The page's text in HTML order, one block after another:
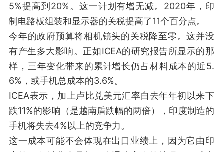
5%提高到20%。这一计划有增无减。2020年，印
制电路板组装和显示器的关税提高了11个百分点。
今年的政府预算将相机镜头的关税降至零。这并没
有产生多大影响。正如ICEA的研究报告所显示的那
样，三年变化带来的累计增长仍占材料成本的近5.
6%，或手机总成本的3.6%。
ICEA表示，加上卢比兑美元汇率自去年年初以来下
跌11%的影响（是越南盾跌幅的两倍），印度制造的
手机将失去4%以上的竞争力。
这一成本可能不会体现在出口业绩上，因为它由印